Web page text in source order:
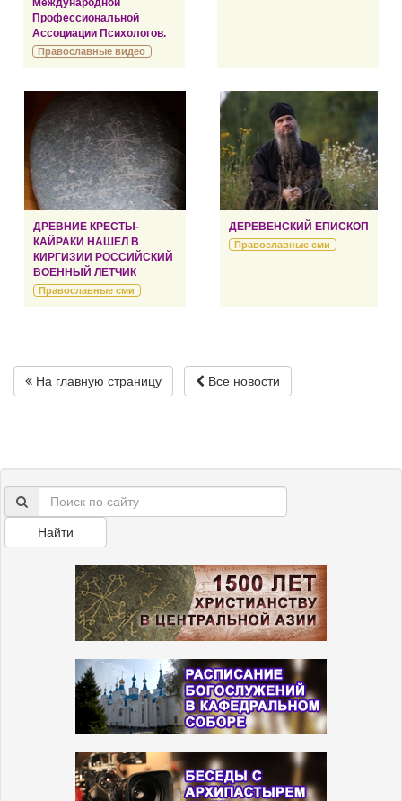
Международной
Профессиональной
Ассоциации Психологов.
Православные видео
ДРЕВНИЕ КРЕСТЫ-
КАЙРАКИ НАШЕЛ В
КИРГИЗИИ РОССИЙСКИЙ
ВОЕННЫЙ ЛЕТЧИК
Православные сми
ДЕРЕВЕНСКИЙ ЕПИСКОП
Православные сми
На главную страницу Все новости
Найти